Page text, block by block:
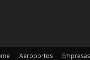
Aeroportos